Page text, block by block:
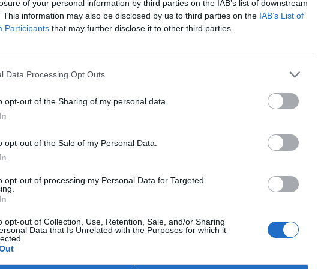
of your personal information by third parties on the IAB’s list of downstream
This information may also be disclosed by us to third parties on the IAB’s List of
Participants that may further disclose it to other third parties.
Data Processing Opt Outs
opt-out of the Sharing of my personal data.
opt-out of the Sale of my Personal Data.
opt-out of processing my Personal Data for Targeted
opt-out of Collection, Use, Retention, Sale, and/or Sharing
Data that Is Unrelated with the Purposes for which it
Země říká: "Ta
chybí například biologický
problémem
vámi správně, abych
vyděsilo, rozčílilo i
i pocit bezmocnosti
víte, kam tyto a řádky
Šumavě a jistě
konečně
ze špatných cest
PET lahvím a za návrat